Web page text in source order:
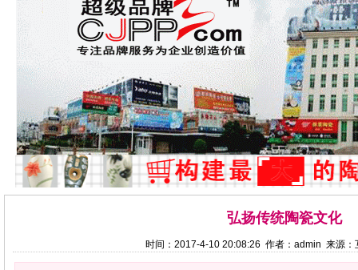
弘扬传统陶瓷文化
时间：2017-4-10 20:08:26 作者：admin 来源